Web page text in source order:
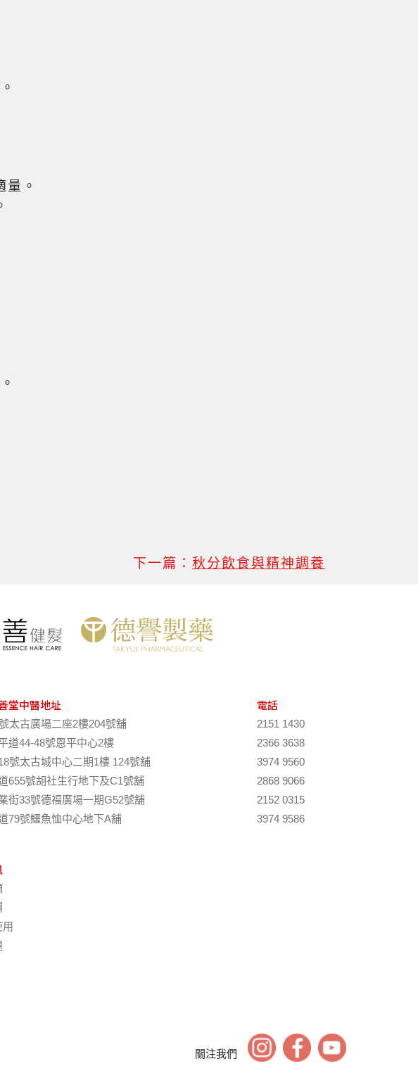
。
下一篇： 秋分飲食與精神調養
堂中醫地址 電話
太古廣場二座2樓204號舖
2151 1430
道44-48號恩平中心2樓
2366 3638
號太古城中心二期1樓 124號舖
3974 9560
655號胡社生行地下及C1號舖
2868 9066
街33號德福廣場一期G52號舖
2152 0315
79號鱷魚恤中心地下A舖
3974 9586
關注我們